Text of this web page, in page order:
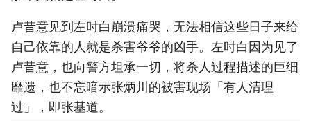
卢昔意见到左时白崩溃痛哭，无法相信这些日子来给
自己依靠的人就是杀害爷爷的凶手。左时白因为见了
卢昔意，也向警方坦承一切，将杀人过程描述的巨细
靡遗，也不忘暗示张炳川的被害现场「有人清理
过」，即张基道。